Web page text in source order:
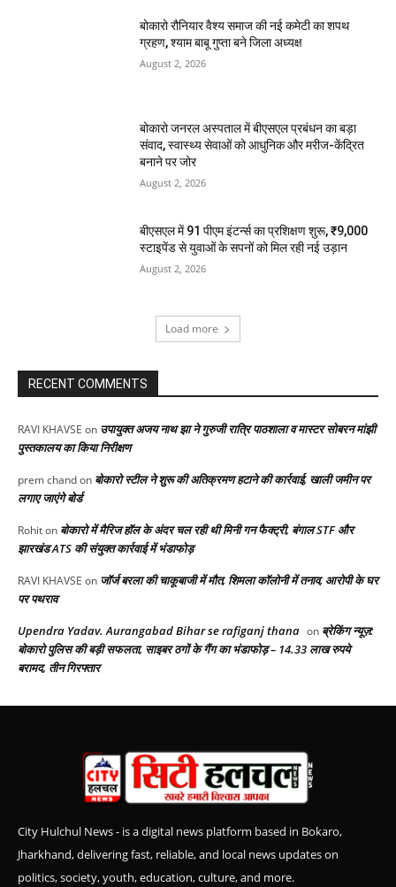
बोकारो रौनियार वैश्य समाज की नई कमेटी का शपथ
ग्रहण, श्याम बाबू गुप्ता बने जिला अध्यक्ष
August 2, 2026
बोकारो जनरल अस्पताल में बीएसएल प्रबंधन का बड़ा
संवाद, स्वास्थ्य सेवाओं को आधुनिक और मरीज-केंद्रित
बनाने पर जोर
August 2, 2026
बीएसएल में 91 पीएम इंटर्न्स का प्रशिक्षण शुरू, ₹9,000
स्टाइपेंड से युवाओं के सपनों को मिल रही नई उड़ान
August 2, 2026
Load more
RECENT COMMENTS
RAVI KHAVSE on उपायुक्त अजय नाथ झा ने गुरुजी रात्रि पाठशाला व मास्टर सोबरन मांझी
पुस्तकालय का किया निरीक्षण
prem chandon बोकारो स्टील ने शुरू की अतिक्रमण हटाने की कार्रवाई, खाली जमीन पर
लगाए जाएंगे बोर्ड
Rohiton बोकारो में मैरिज हॉल के अंदर चल रही थी मिनी गन फैक्ट्री, बंगाल STF और
झारखंड ATS की संयुक्त कार्रवाई में भंडाफोड़
RAVI KHAVSE on जॉर्ज बरला की चाकूबाजी में मौत, शिमला कॉलोनी में तनाव, आरोपी के घर
पर पथराव
Upendra Yadav. Aurangabad Bihar se rafiganj thana on ब्रेकिंग न्यूज़:
बोकारो पुलिस की बड़ी सफलता, साइबर ठगों के गैंग का भंडाफोड़ – 14.33 लाख रुपये
बरामद, तीन गिरफ्तार
City Hulchul News - is a digital news platform based in Bokaro,
Jharkhand, delivering fast, reliable, and local news updates on
politics, society, youth, education, culture, and more.